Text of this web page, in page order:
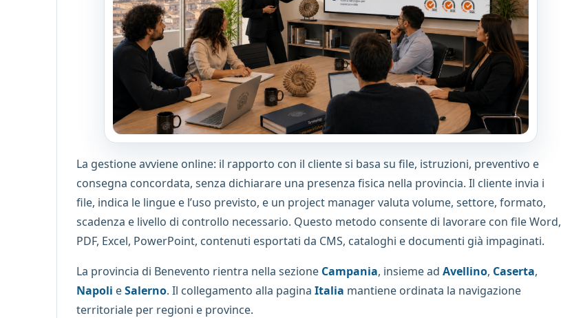
La gestione avviene online: il rapporto con il cliente si basa su file, istruzioni, preventivo e
consegna concordata, senza dichiarare una presenza fisica nella provincia. Il cliente invia i
file, indica le lingue e l’uso previsto, e un project manager valuta volume, settore, formato,
scadenza e livello di controllo necessario. Questo metodo consente di lavorare con file Word,
PDF, Excel, PowerPoint, contenuti esportati da CMS, cataloghi e documenti già impaginati.
La provincia di Benevento rientra nella sezione Campania, insieme ad Avellino, Caserta,
Napoli eSalerno. Il collegamento alla pagina Italia mantiene ordinata la navigazione
territoriale per regioni e province.